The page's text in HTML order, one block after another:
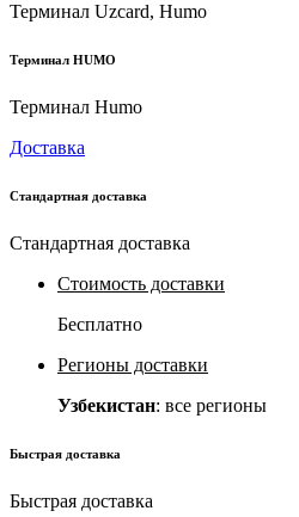
Терминал Uzcard, Humo
Терминал HUMO
Терминал Humo
Доставка
Стандартная доставка
Стандартная доставка
Стоимость доставки
Бесплатно
Регионы доставки
Узбекистан: все регионы
Быстрая доставка
Быстрая доставка